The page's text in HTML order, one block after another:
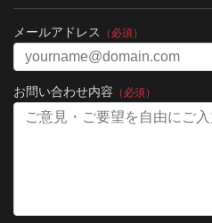
メールアドレス （必須）
お問い合わせ内容 （必須）